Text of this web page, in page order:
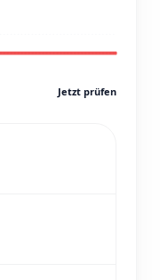
Jetzt prüfen